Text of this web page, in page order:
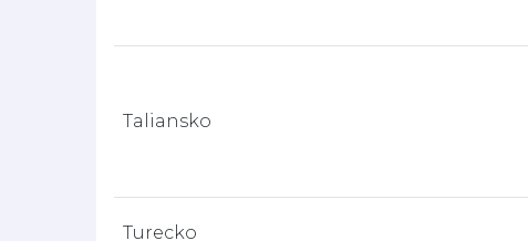
Taliansko
Turecko